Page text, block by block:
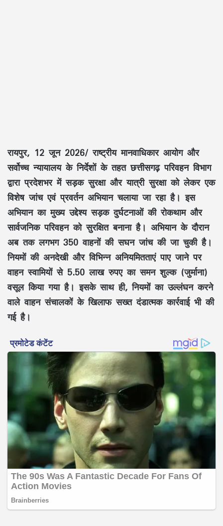
रायपुर, 12 जून 2026/राष्ट्रीय मानवाधिकार आयोग और
सर्वोच्च न्यायालयके निर्देशों के तहत छत्तीसगढ़ परिवहन विभाग
द्वारा प्रदेशभर मेंसड़क सुरक्षाऔरयात्री सुरक्षाको लेकर एक
विशेष जांच एवं प्रवर्तन अभियानचलाया जा रहा है। इस
अभियान का मुख्य उद्देश्यसड़क दुर्घटनाओं की रोकथामऔर
सार्वजनिक परिवहन को सुरक्षित बनानाहै। अभियान के दौरान
अब तक लगभग350 वाहनों की सघन जांचकी जा चुकी है।
नियमों की अनदेखी और विभिन्न अनियमितताएं पाए जाने पर
वाहन स्वामियों से 5.50 लाख रुपए का समन शुल्क (जुर्माना)
वसूल किया गया है। इसके साथ ही, नियमों का उल्लंघन करने
वाले वाहन संचालकों के खिलाफसख्त दंडात्मक कार्रवाईभी की
गई है।